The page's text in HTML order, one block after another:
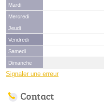
Mardi
Mercredi
Jeudi
Vendredi
Samedi
Dimanche
Signaler une erreur
Contact